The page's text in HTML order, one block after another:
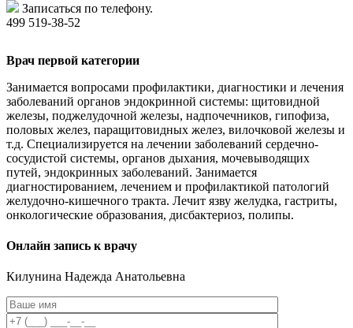
Записаться по телефону.
499 519-38-52
Врач первой категории
Занимается вопросами профилактики, диагностики и лечения
заболеваний органов эндокринной системы: щитовидной
железы, поджелудочной железы, надпочечников, гипофиза,
половых желез, паращитовидных желез, вилочковой железы и
т.д. Специализируется на лечении заболеваний сердечно-
сосудистой системы, органов дыхания, мочевыводящих
путей, эндокринных заболеваний. Занимается
диагностированием, лечением и профилактикой патологий
желудочно-кишечного тракта. Лечит язву желудка, гастриты,
онкологические образования, дисбактериоз, полипы.
Онлайн запись к врачу
Килунина Надежда Анатольевна